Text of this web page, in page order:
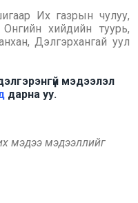
Их газрын чулуу,
хийдийн туурь,
Дэлгэрхангай уул
мэдээлэл
дарна уу.
мэдээ мэдээллийг